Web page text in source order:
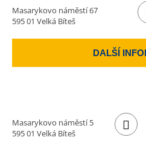
Masarykovo náměstí 67
595 01 Velká Bíteš
DALŠÍ
Masarykovo náměstí 5
595 01 Velká Bíteš